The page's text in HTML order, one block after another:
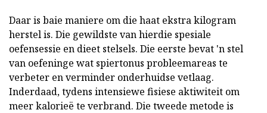
Daar is baie maniere om die haat ekstra kilogram
herstel is. Die gewildste van hierdie spesiale
oefensessie en dieet stelsels. Die eerste bevat 'n stel
van oefeninge wat spiertonus probleemareas te
verbeter en verminder onderhuidse vetlaag.
Inderdaad, tydens intensiewe fisiese aktiwiteit om
meer kalorieë te verbrand. Die tweede metode is